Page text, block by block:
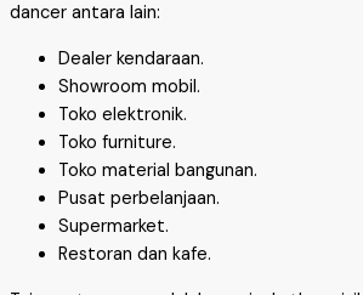
dancer antara lain:
Dealer kendaraan.
Showroom mobil.
Toko elektronik.
Toko furniture.
Toko material bangunan.
Pusat perbelanjaan.
Supermarket.
Restoran dan kafe.